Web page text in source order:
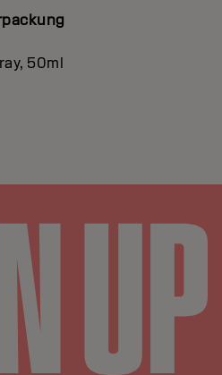
50ml